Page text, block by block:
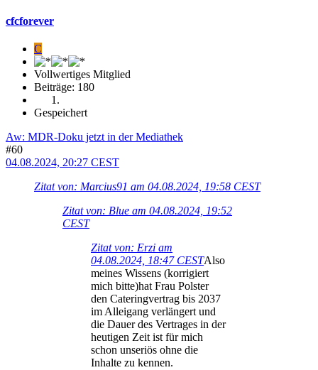
cfcforever
C
Vollwertiges Mitglied
Beiträge: 180
Gespeichert
Aw: MDR-Doku jetzt in der Mediathek
#60
04.08.2024, 20:27 CEST
Zitat von: Marcius91 am 04.08.2024, 19:58 CEST
Zitat von: Blue am 04.08.2024, 19:52
CEST
Zitat von: Erzi am
04.08.2024, 18:47 CESTAlso
meines Wissens (korrigiert
mich bitte)hat Frau Polster
den Cateringvertrag bis 2037
im Alleigang verlängert und
die Dauer des Vertrages in der
heutigen Zeit ist für mich
schon unseriös ohne die
Inhalte zu kennen.